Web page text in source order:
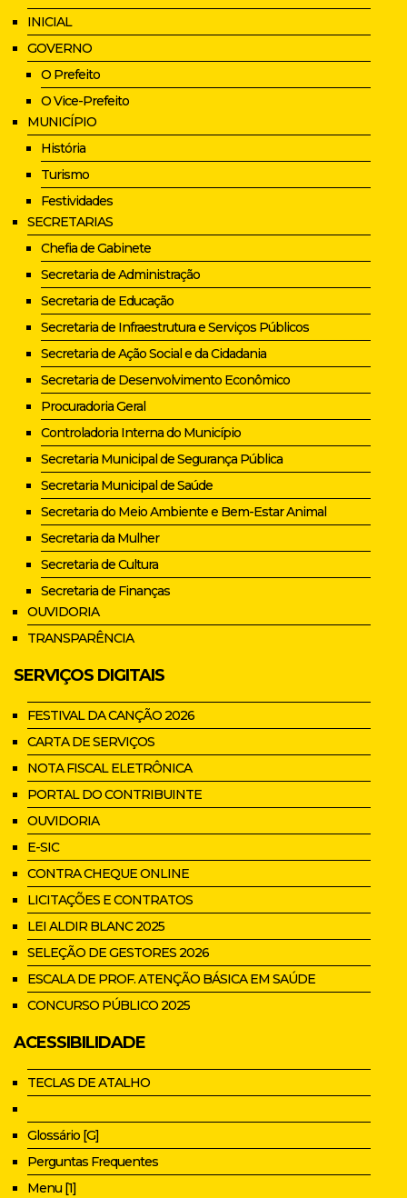
INICIAL
GOVERNO
O Prefeito
O Vice-Prefeito
MUNICÍPIO
História
Turismo
Festividades
SECRETARIAS
Chefia de Gabinete
Secretaria de Administração
Secretaria de Educação
Secretaria de Infraestrutura e Serviços Públicos
Secretaria de Ação Social e da Cidadania
Secretaria de Desenvolvimento Econômico
Procuradoria Geral
Controladoria Interna do Município
Secretaria Municipal de Segurança Pública
Secretaria Municipal de Saúde
Secretaria do Meio Ambiente e Bem-Estar Animal
Secretaria da Mulher
Secretaria de Cultura
Secretaria de Finanças
OUVIDORIA
TRANSPARÊNCIA
SERVIÇOS DIGITAIS
FESTIVAL DA CANÇÃO 2026
CARTA DE SERVIÇOS
NOTA FISCAL ELETRÔNICA
PORTAL DO CONTRIBUINTE
OUVIDORIA
E-SIC
CONTRA CHEQUE ONLINE
LICITAÇÕES E CONTRATOS
LEI ALDIR BLANC 2025
SELEÇÃO DE GESTORES 2026
ESCALA DE PROF. ATENÇÃO BÁSICA EM SAÚDE
CONCURSO PÚBLICO 2025
ACESSIBILIDADE
TECLAS DE ATALHO
Glossário [G]
Perguntas Frequentes
Menu [1]